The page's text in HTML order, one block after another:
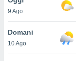
è
al sito
di
9 Ago
Domani
10 Ago